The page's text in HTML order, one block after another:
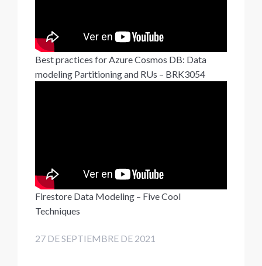
Best practices for Azure Cosmos DB: Data
modeling Partitioning and RUs – BRK3054
Firestore Data Modeling – Five Cool
Techniques
27 DE SEPTIEMBRE DE 2021